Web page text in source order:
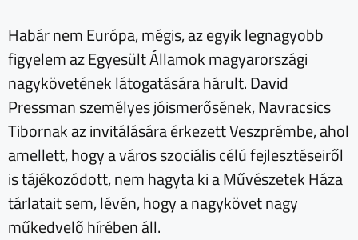
Habár nem Európa, mégis, az egyik legnagyobb
figyelem az Egyesült Államok magyarországi
nagykövetének látogatására hárult. David
Pressman személyes jóismerősének, Navracsics
Tibornak az invitálására érkezett Veszprémbe, ahol
amellett, hogy a város szociális célú fejlesztéseiről
is tájékozódott, nem hagyta ki a Művészetek Háza
tárlatait sem, lévén, hogy a nagykövet nagy
műkedvelő hírében áll.